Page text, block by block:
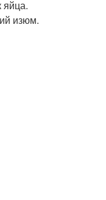
яйца.
изюм.